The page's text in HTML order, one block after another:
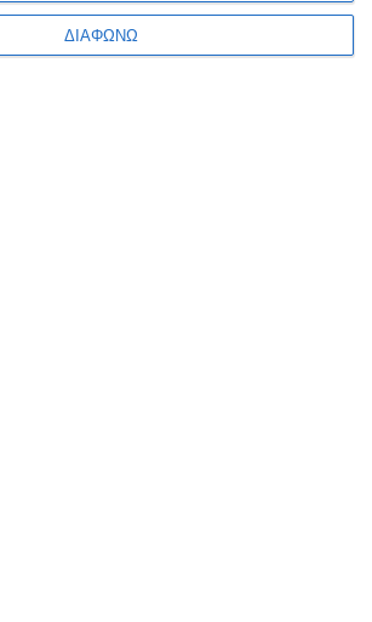
ΔΙΑΦΩΝΩ